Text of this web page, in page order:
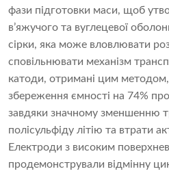
фази підготовки маси, щоб
в’яжучого та вуглецевої
сірки, яка може вловлювати
сповільнювати механізм
катоди, отримані цим
збереження ємності на 74%
завдяки значному зменшенню
полісульфіду літію та втрати
Електроди з високим
продемонстрували відмінну